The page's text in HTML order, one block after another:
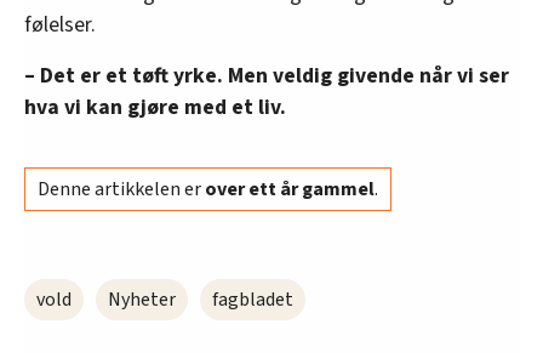
følelser.
– Det er et tøft yrke. Men veldig givende når vi ser
hva vi kan gjøre med et liv.
Denne artikkelen erover ett år gammel.
vold Nyheter fagbladet